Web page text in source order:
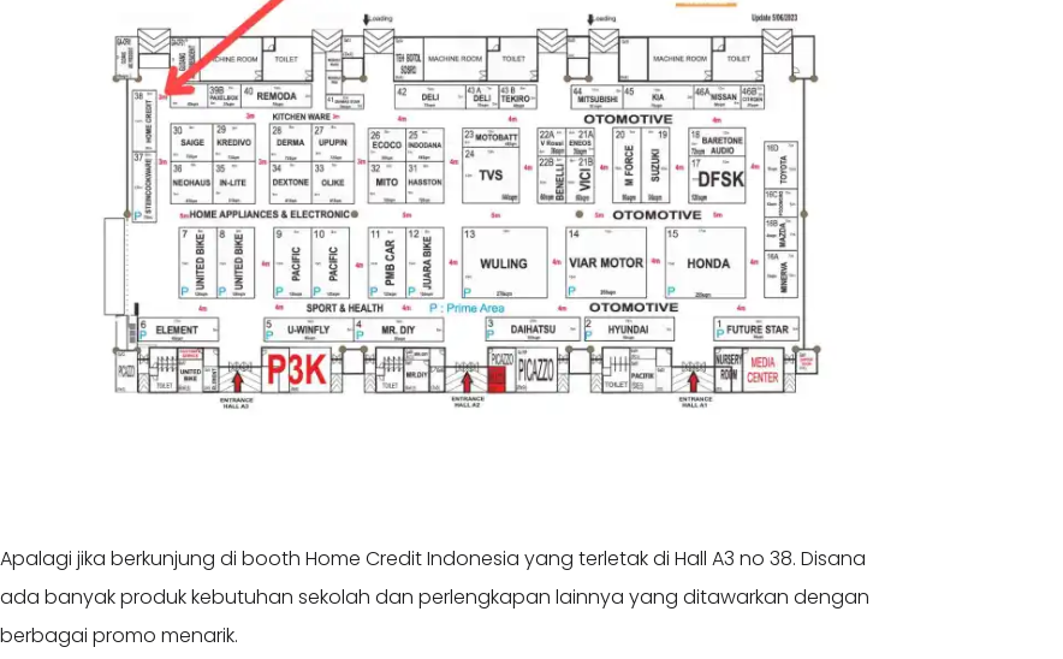
Apalagi jika berkunjung di booth Home Credit Indonesia yang terletak di Hall A3 no 38. Disana
ada banyak produk kebutuhan sekolah dan perlengkapan lainnya yang ditawarkan dengan
berbagai promo menarik.